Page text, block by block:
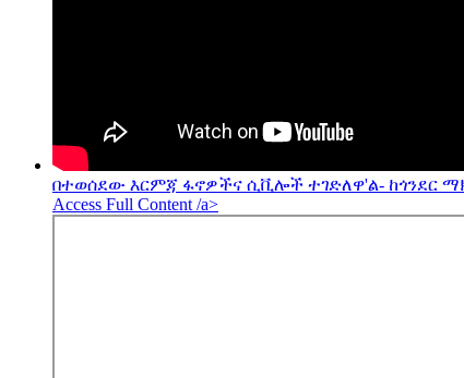
በተወሰደው እርምጃ ፋኖዎችና ሲቪሎች ተገድለዋ'ል- ከጎንደር
Access Full Content /a>